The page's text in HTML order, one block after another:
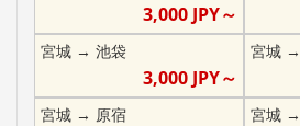
3,000JPY～
宮城 → 池袋
3,000JPY～
宮城→
宮城 → 原宿 宮城→